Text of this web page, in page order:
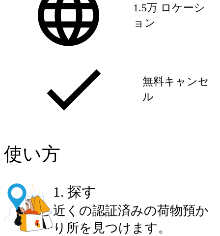
1.5万 ロケーシ
ョン
無料キャンセ
ル
使い方
1 . 探す
近くの認証済みの荷物預か
り所を見つけます。